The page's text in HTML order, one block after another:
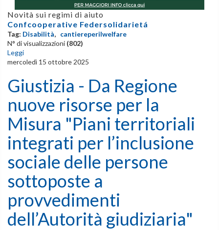
Novità sui regimi di aiuto
Confcooperative Federsolidarietá
Tag: Disabilità, cantiereperilwelfare
N° di visualizzazioni (802)
Leggi
mercoledì 15 ottobre 2025
Giustizia - Da Regione
nuove risorse per la
Misura "Piani territoriali
integrati per l’inclusione
sociale delle persone
sottoposte a
provvedimenti
dell’Autorità giudiziaria"